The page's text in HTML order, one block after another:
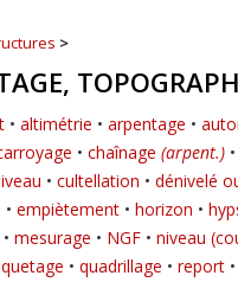
>
• altimétrie • arpentage •
• chaînage (arpent.) •
• cultellation • dénivelé
• empiètement • horizon •
• mesurage • NGF • niveau
• quadrillage • report •